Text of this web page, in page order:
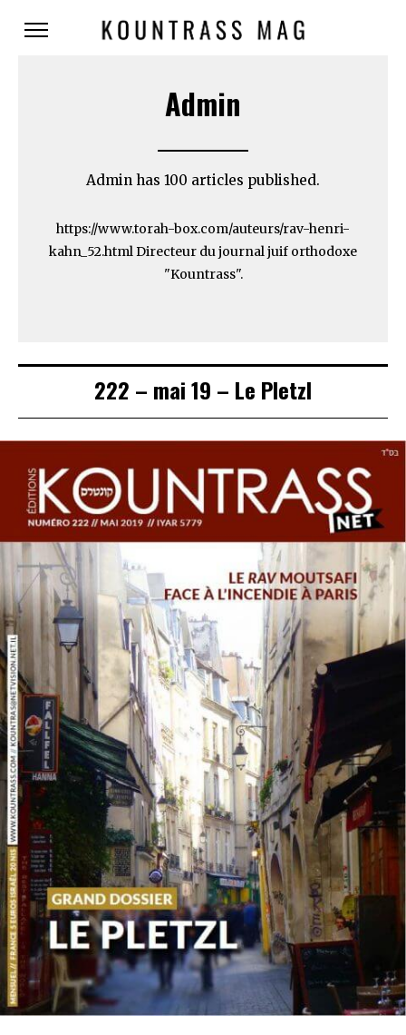
Admin
Admin has 100 articles published.
https://www.torah-box.com/auteurs/rav-henri-
kahn_52.html Directeur du journal juif orthodoxe
"Kountrass".
222 – mai 19 – Le Pletzl